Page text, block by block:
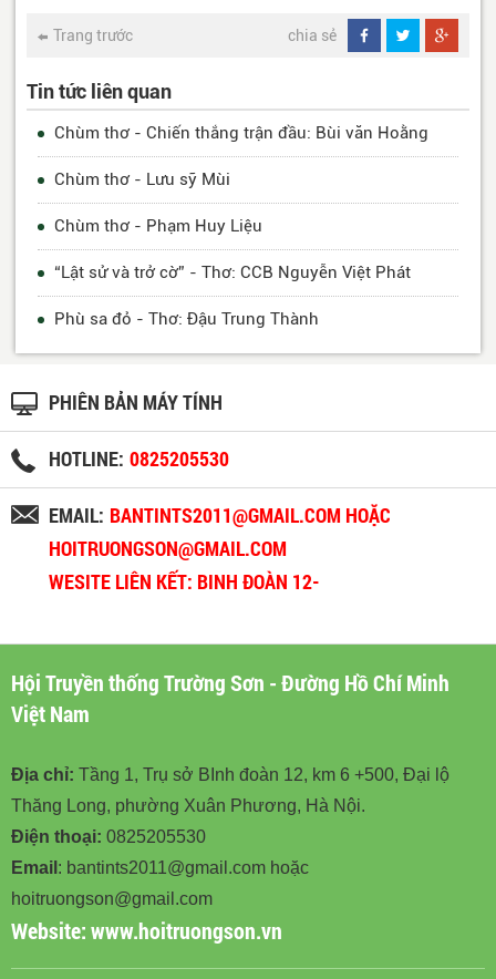
Trang trước chia sẻ
Tin tức liên quan
Chùm thơ - Chiến thắng trận đầu: Bùi văn Hoằng
Chùm thơ - Lưu sỹ Mùi
Chùm thơ - Phạm Huy Liệu
“Lật sử và trở cờ” - Thơ: CCB Nguyễn Việt Phát
Phù sa đỏ - Thơ: Đậu Trung Thành
PHIÊN BẢN MÁY TÍNH
HOTLINE: 0825205530
EMAIL: BANTINTS2011@GMAIL.COM HOẶC
HOITRUONGSON@GMAIL.COM
WESITE LIÊN KẾT: BINH ĐOÀN 12-
Hội Truyền thống Trường Sơn - Đường Hồ Chí Minh
Việt Nam
Địa chỉ: Tầng 1, Trụ sở BInh đoàn 12, km 6 +500, Đại lộ
Thăng Long, phường Xuân Phương, Hà Nội.
Điện thoại: 0825205530
Email : bantints2011@gmail.com hoặc
hoitruongson@gmail.com
Website:www.hoitruongson.vn